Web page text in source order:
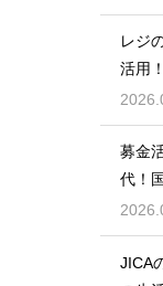
レジ
活用
社会
募金
代！
届く
JICA